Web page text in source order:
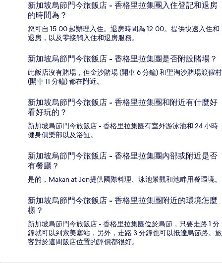
新加坡烏節門今旅飯店 - 香格里拉集團入住登記和退房
的時間為？
您可自 15:00 起辦理入住。退房時間為 12:00。提供快速入住和
退房，以及零接觸入住和退房服務。
新加坡烏節門今旅飯店 - 香格里拉集團是否附設賭場？
此飯店沒有賭場，但金沙賭場 (開車 6 分鐘) 和聖淘沙賭場渡假村
(開車 11 分鐘) 都在附近。
新加坡烏節門今旅飯店 - 香格里拉集團和附近有什麼好
看好玩的？
新加坡烏節門今旅飯店 - 香格里拉集團有室外游泳池和 24 小時
健身俱樂部以及浴缸。
新加坡烏節門今旅飯店 - 香格里拉集團內部或附近是否
有餐廳？
是的，Makan at Jen提供國際料理、泳池景觀和池畔用餐環境。
新加坡烏節門今旅飯店 - 香格里拉集團附近的環境怎麼
樣？
新加坡烏節門今旅飯店 - 香格里拉集團位於烏節，只要走路 1 分
鐘就可以到索美塞站，另外，走路 3 分鐘也可以抵達烏節路。旅
客對於這間飯店位置的評價都很好。